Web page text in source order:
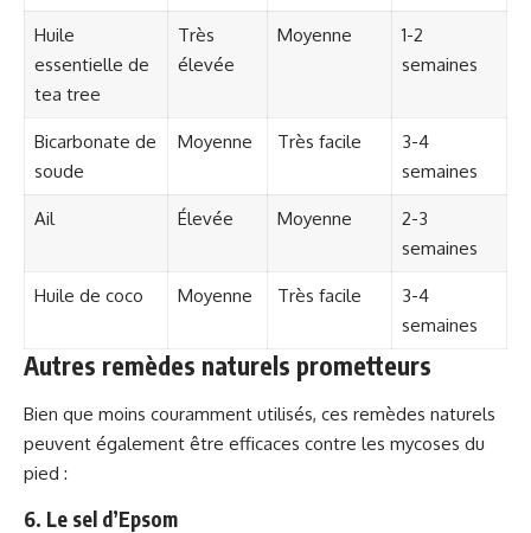
Huile
essentielle de
tea tree
Très
élevée
Moyenne
1-2
semaines
Bicarbonate de
soude
Moyenne Très facile
3-4
semaines
Ail Élevée Moyenne
2-3
semaines
Huile de coco Moyenne Très facile
3-4
semaines
Autres remèdes naturels prometteurs
Bien que moins couramment utilisés, ces remèdes naturels
peuvent également être efficaces contre les mycoses du
pied :
6. Le sel d’Epsom